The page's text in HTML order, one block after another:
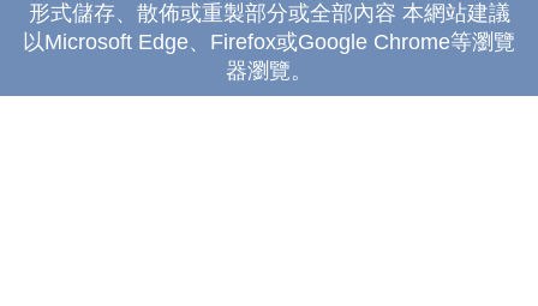
形式儲存、散佈或重製部分或全部內容 本網站建議
以Microsoft Edge、Firefox或Google Chrome等瀏覽
器瀏覽。